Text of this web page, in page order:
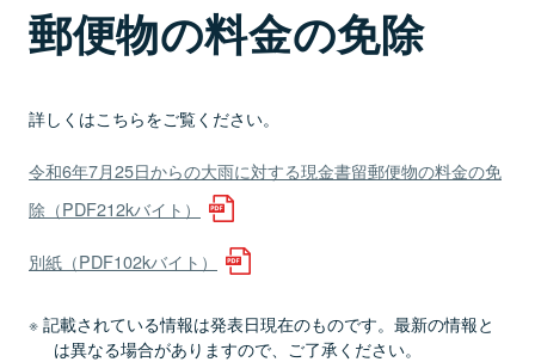
郵便物の料金の免除
詳しくはこちらをご覧ください。
令和6年7月25日からの大雨に対する現金書留郵便物の料金の免
除（PDF212kバイト）
別紙（PDF102kバイト）
記載されている情報は発表日現在のものです。最新の情報と
は異なる場合がありますので、ご了承ください。